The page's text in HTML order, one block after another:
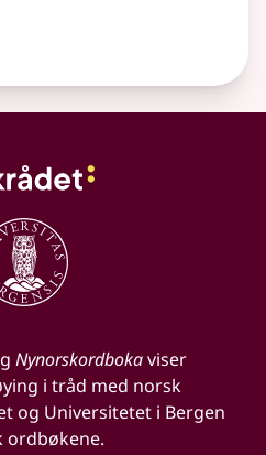
Nynorskordbokaviser
i tråd med norsk
og Universitetet i Bergen
ordbøkene.